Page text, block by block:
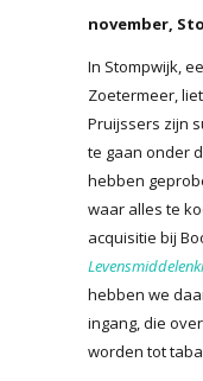
november,
In Stompwijk,
Zoetermeer,
Pruijssers zijn
te gaan onder
hebben
waar alles te
acquisitie bij
hebben we
ingang, die
worden tot